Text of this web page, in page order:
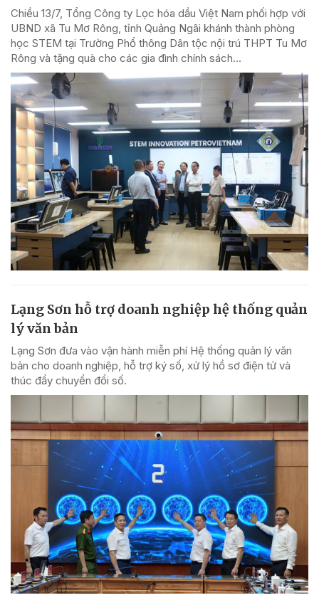
Chiều 13/7, Tổng Công ty Lọc hóa dầu Việt Nam phối hợp với
UBND xã Tu Mơ Rông, tỉnh Quảng Ngãi khánh thành phòng
học STEM tại Trường Phổ thông Dân tộc nội trú THPT Tu Mơ
Rông và tặng quà cho các gia đình chính sách...
Lạng Sơn hỗ trợ doanh nghiệp hệ thống quản
lý văn bản
Lạng Sơn đưa vào vận hành miễn phí Hệ thống quản lý văn
bản cho doanh nghiệp, hỗ trợ ký số, xử lý hồ sơ điện tử và
thúc đẩy chuyển đổi số.